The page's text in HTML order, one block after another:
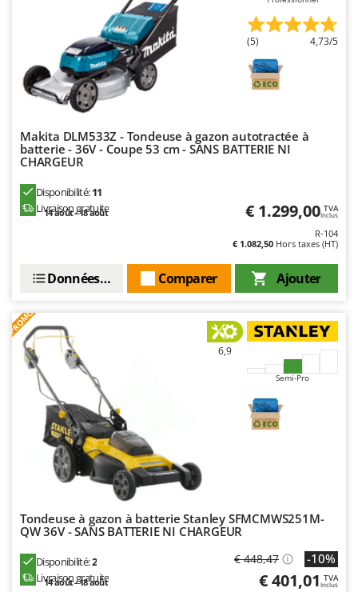
Unger
V
Verdemax
Volpi
W
Waldner
Weber
Wiper EcoRobot
Worx
Yard Force
Zanon
Zephir
ZGrills
Zomax
(5) 4,73/5
Makita DLM533Z - Tondeuse à gazon autotractée à
batterie - 36V - Coupe 53 cm - SANS BATTERIE NI
CHARGEUR
Disponibilité:11
Livraison gratuite
14 août - 18 août € 1.299,00 TVA
Inclus
R-104
€ 1.082,50 Hors taxes (HT)
Ajouter
Comparer
Données techniques
PROMO
6,9
Semi-Pro
Tondeuse à gazon à batterie Stanley SFMCMWS251M-
QW 36V - SANS BATTERIE NI CHARGEUR
Disponibilité:2
Livraison gratuite
14 août - 18 août
€ 448,47 -10%
€ 401,01 TVA
Inclus